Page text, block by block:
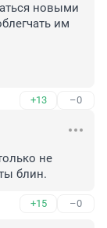
новыми
им
+13 –0
не
блин.
+15 –0